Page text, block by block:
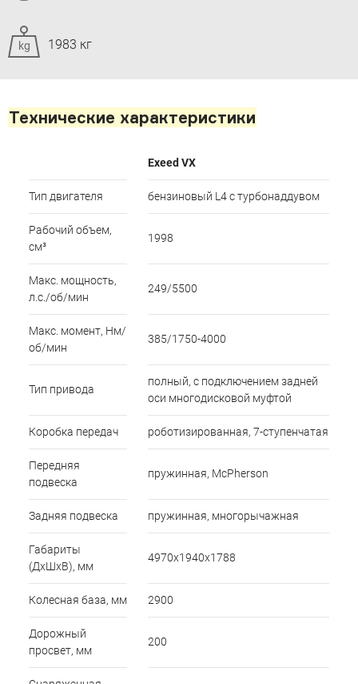
kg 1983 кг
Технические характеристики
Exeed VX
Тип двигателя бензиновый L4 с турбонаддувом
Рабочий объем,
см³
1998
Макс. мощность,
л.с./об/мин
249/5500
Макс. момент, Нм/
об/мин
385/1750-4000
Тип привода
полный, с подключением задней
оси многодисковой муфтой
Коробка передач роботизированная, 7-ступенчатая
Передняя
подвеска
пружинная, McPherson
Задняя подвеска пружинная, многорычажная
Габариты
(ДхШхВ), мм
4970х1940х1788
Колесная база, мм 2900
Дорожный
просвет, мм
200